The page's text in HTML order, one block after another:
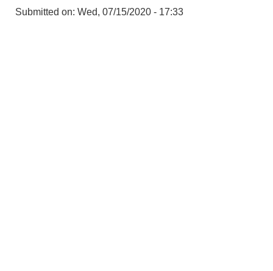
Submitted on: Wed, 07/15/2020 - 17:33